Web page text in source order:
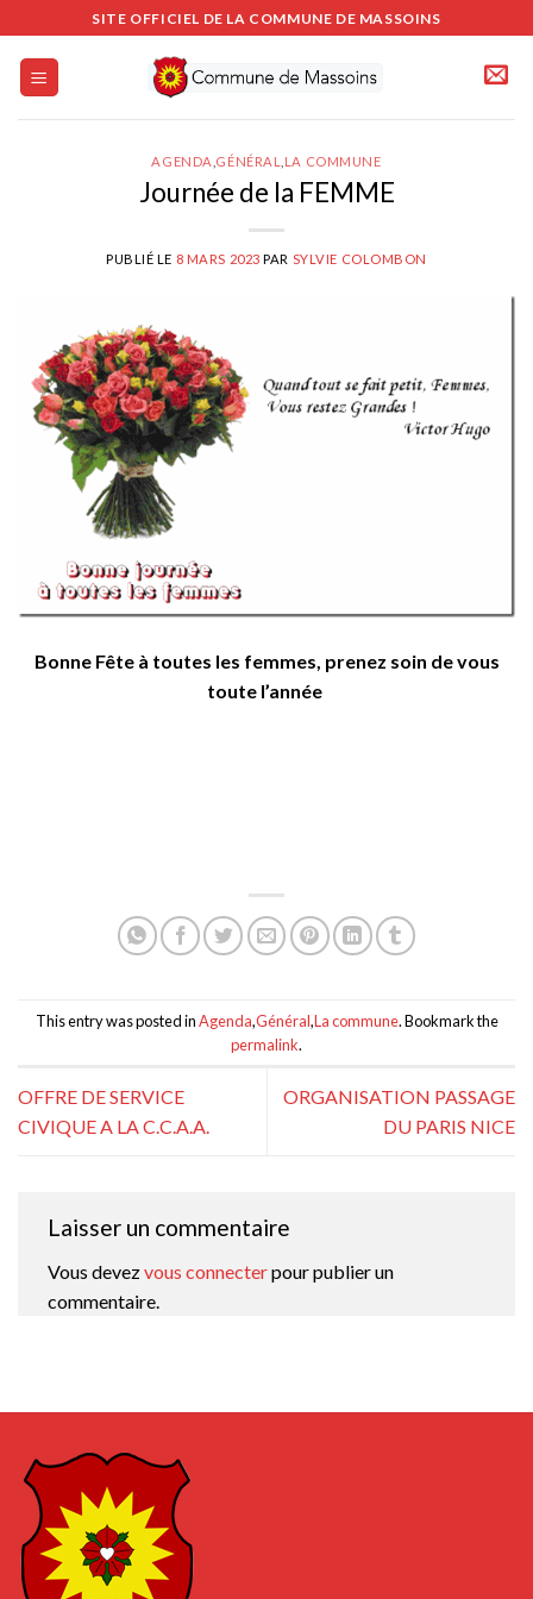
au
contenu
SITE OFFICIEL DE LA COMMUNE DE MASSOINS
AGENDA GÉNÉRAL LA COMMUNE
Journée de la FEMME
PUBLIÉ LE 8 MARS 2023 PAR SYLVIE COLOMBON
Bonne Fête à toutes les femmes, prenez soin de vous
toute l’année
This entry was posted inAgenda,Général,La commune. Bookmark the
permalink.
OFFRE DE SERVICE
CIVIQUE A LA C.C.A.A.
ORGANISATION PASSAGE
DU PARIS NICE
Laisser un commentaire
Vous devezvous connecterpour publier un
commentaire.